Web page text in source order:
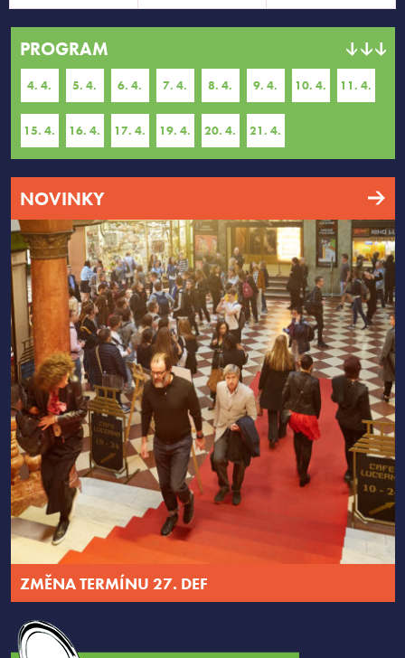
PROGRAM
4. 4. 5. 4. 6. 4. 7. 4. 8. 4. 9. 4. 10. 4. 11. 4.
15. 4. 16. 4. 17. 4. 19. 4. 20. 4. 21. 4.
NOVINKY
ZMĚNA TERMÍNU 27. DEF